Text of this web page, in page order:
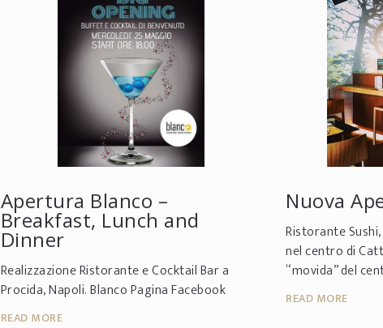
Apertura Blanco –
Breakfast, Lunch and
Dinner
Realizzazione Ristorante e Cocktail Bar a
Procida, Napoli. Blanco Pagina Facebook
READ MORE
Nuova
Ristorante
nel centro di
“movida” del
ZIO SUSHI è
READ MORE